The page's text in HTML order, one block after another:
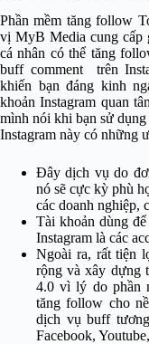
Phần mềm tăng follow
vị MyB Media cung cấp
cá nhân có thể tăng
buff comment trên
khiến bạn đáng kinh
khoản Instagram quan
mình nói khi bạn sử
Instagram này có những
Đây dịch vụ do
nó sẽ cực kỳ phù
các doanh nghiệp,
Tài khoản dùng
Instagram là các
Ngoài ra, rất tiện
rộng và xây dựng
4.0 vì lý do phần
tăng follow cho
dịch vụ buff
Facebook,